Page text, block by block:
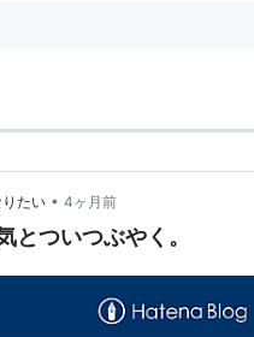
たい • 4ヶ月前
とついつぶやく。